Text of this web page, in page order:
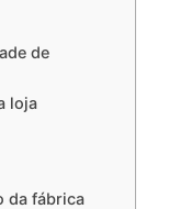
de
loja
da fábrica